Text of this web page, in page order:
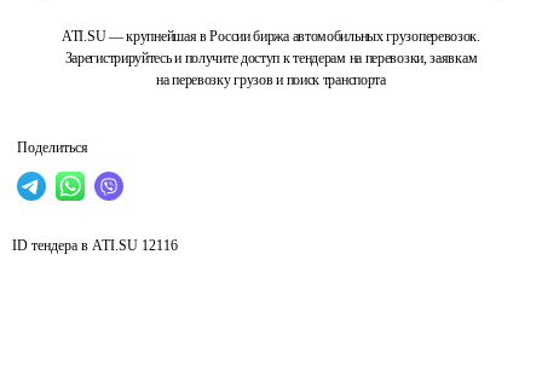
ATI.SU — крупнейшая в России биржа автомобильных грузоперевозок.
Зарегистрируйтесь и получите доступ к тендерам на перевозки, заявкам
на перевозку грузов и поиск транспорта
Поделиться
ID тендера в ATI.SU 12116